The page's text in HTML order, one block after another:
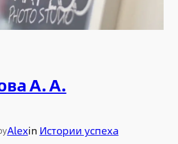
А. А.
Alexin Истории успеха